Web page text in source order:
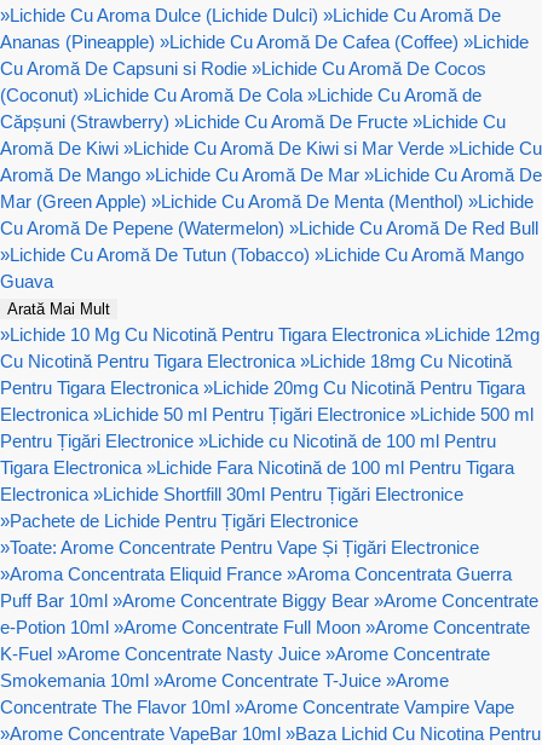
»Lichide Cu Aroma Dulce (Lichide Dulci) »Lichide Cu Aromă De
Ananas (Pineapple) »Lichide Cu Aromă De Cafea (Coffee) »Lichide
Cu Aromă De Capsuni si Rodie »Lichide Cu Aromă De Cocos
(Coconut) »Lichide Cu Aromă De Cola »Lichide Cu Aromă de
Căpșuni (Strawberry) »Lichide Cu Aromă De Fructe »Lichide Cu
Aromă De Kiwi »Lichide Cu Aromă De Kiwi si Mar Verde »Lichide Cu
Aromă De Mango »Lichide Cu Aromă De Mar »Lichide Cu Aromă De
Mar (Green Apple) »Lichide Cu Aromă De Menta (Menthol) »Lichide
Cu Aromă De Pepene (Watermelon) »Lichide Cu Aromă De Red Bull
»Lichide Cu Aromă De Tutun (Tobacco) »Lichide Cu Aromă Mango
Guava
Arată Mai Mult
»Lichide 10 Mg Cu Nicotină Pentru Tigara Electronica »Lichide 12mg
Cu Nicotină Pentru Tigara Electronica »Lichide 18mg Cu Nicotină
Pentru Tigara Electronica »Lichide 20mg Cu Nicotină Pentru Tigara
Electronica »Lichide 50 ml Pentru Țigări Electronice »Lichide 500 ml
Pentru Țigări Electronice »Lichide cu Nicotină de 100 ml Pentru
Tigara Electronica »Lichide Fara Nicotină de 100 ml Pentru Tigara
Electronica »Lichide Shortfill 30ml Pentru Țigări Electronice
»Pachete de Lichide Pentru Țigări Electronice
»Toate: Arome Concentrate Pentru Vape Și Țigări Electronice
»Aroma Concentrata Eliquid France »Aroma Concentrata Guerra
Puff Bar 10ml »Arome Concentrate Biggy Bear »Arome Concentrate
e-Potion 10ml »Arome Concentrate Full Moon »Arome Concentrate
K-Fuel »Arome Concentrate Nasty Juice »Arome Concentrate
Smokemania 10ml »Arome Concentrate T-Juice »Arome
Concentrate The Flavor 10ml »Arome Concentrate Vampire Vape
»Arome Concentrate VapeBar 10ml »Baza Lichid Cu Nicotina Pentru